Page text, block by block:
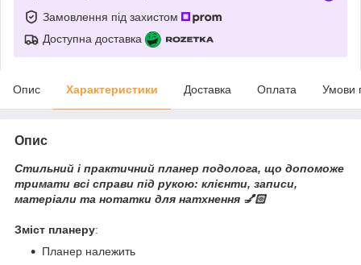
Замовлення під захистом
Доступна доставка
Опис Характеристики Доставка Оплата Умови
Опис
Стильний і практичний планер подолога, що допоможе
тримати всі справи під рукою: клієнти, записи,
матеріали та нотатки для натхнення 💅🏻
Зміст планеру:
Планер належить